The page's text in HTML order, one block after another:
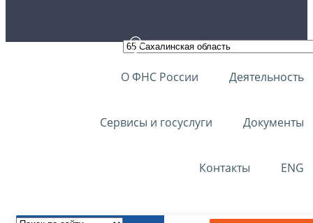
О ФНС России Деятельность
Сервисы и госуслуги Документы
Контакты ENG